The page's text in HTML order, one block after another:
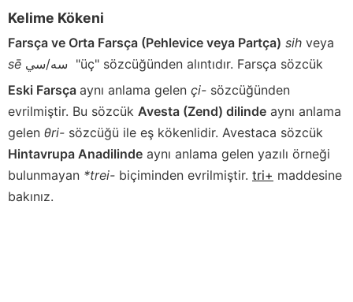
Kelime Kökeni
Farsça ve Orta Farsça (Pehlevice veya Partça) sih veya
sē
"üç" sözcüğünden alıntıdır. Farsça sözcük
Eski Farsça aynı anlama gelen çi- sözcüğünden
evrilmiştir. Bu sözcük Avesta (Zend) dilinde aynı anlama
gelen θri- sözcüğü ile eş kökenlidir. Avestaca sözcük
Hintavrupa Anadilinde aynı anlama gelen yazılı örneği
bulunmayan *trei- biçiminden evrilmiştir. tri+ maddesine
bakınız.